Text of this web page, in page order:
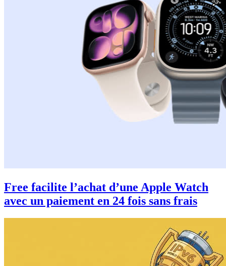
Free facilite l’achat d’une Apple Watch
avec un paiement en 24 fois sans frais